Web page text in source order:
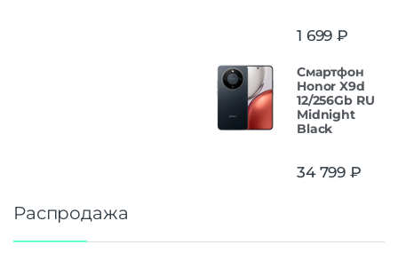
1 699 ₽
Смартфон
Honor X9d
12/256Gb RU
Midnight
Black
34 799 ₽
Распродажа